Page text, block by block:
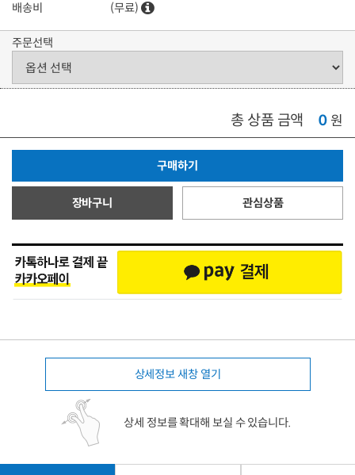
배송비
(무료)
주문선택
총 상품 금액 0 원
구매하기
장바구니 관심상품
상세정보 새창 열기
상세 정보를 확대해 보실 수 있습니다.